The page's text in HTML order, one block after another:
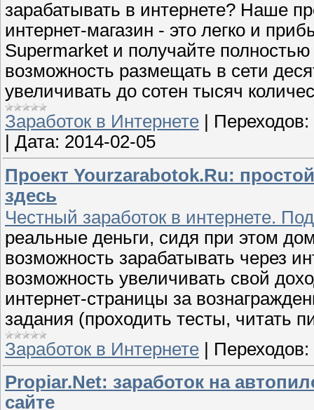
зарабатывать в интернете? Наше
интернет-магазин - это легко и
Supermarket и получайте
возможность размещать в сети
увеличивать до сотен тысяч
Заработок в Интернете
Переходов:
Дата: 2014-02-05
Проект Yourzarabotok.Ru:
здесь
Честный заработок в интернете.
реальные деньги, сидя при этом
возможность зарабатывать через
возможность увеличивать свой
интернет-страницы за
задания (проходить тесты, читать
Заработок в Интернете | Переходов:
Propiar.Net: заработок на
сайте